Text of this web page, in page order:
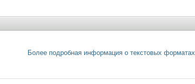
Более подробная информация о текстовых форматах